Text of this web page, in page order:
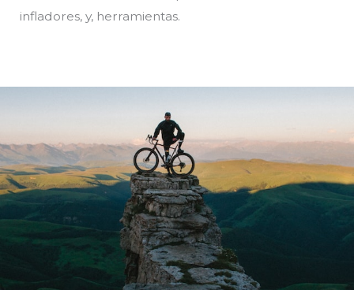
infladores, y, herramientas.